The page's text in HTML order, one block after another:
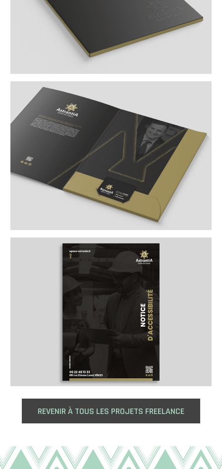
REVENIR À TOUS LES PROJETS FREELANCE